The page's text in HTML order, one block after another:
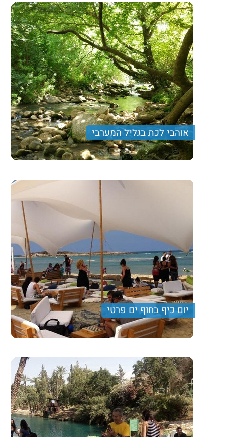
Price per person
450
Trip length יום מלא
אוהבי לכת בגליל המערבי
מסלול הליכה מעט אתגרי עם הרבה מים, אירוח דרוזי
וארוחה מעולה
Price per person
260 ₪
יום מלא
יום כיף בחוף ים פרטי
טיול המשלב ארוחת בוקר מצוינת, מסלול הליכה קליל
בגני הנדיב ובילוי בחוף דור במתחם פרטי ומפנק.
Price per person
420 ₪
Trip length יום מלא